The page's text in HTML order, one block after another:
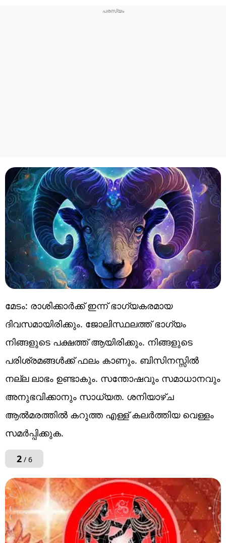
മേടം: രാശിക്കാർക്ക് ഇന്ന് ഭാഗ്യകരമായ
ദിവസമായിരിക്കും. ജോലിസ്ഥലത്ത് ഭാഗ്യം
നിങ്ങളുടെ പക്ഷത്ത് ആയിരിക്കും. നിങ്ങളുടെ
പരിശ്രമങ്ങൾക്ക് ഫലം കാണും. ബിസിനസ്സിൽ
നല്ല ലാഭം ഉണ്ടാകും. സന്തോഷവും സമാധാനവും
അനുഭവിക്കാനും സാധ്യത. ശനിയാഴ്ച
ആൽമരത്തിൽ കറുത്ത എള്ള് കലർത്തിയ വെള്ളം
സമർപ്പിക്കുക.
2/ 6